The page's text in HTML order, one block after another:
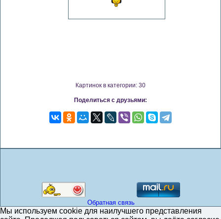
Картинок в категории: 30
Поделиться с друзьями:
Обратная связь
Мы используем cookie для наилучшего представления